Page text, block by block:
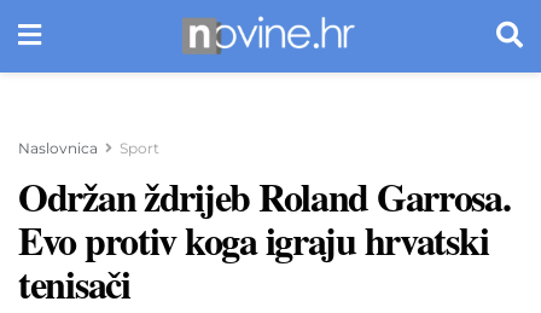
Naslovnica Sport
Održan ždrijeb Roland Garrosa.
Evo protiv koga igraju hrvatski
tenisači